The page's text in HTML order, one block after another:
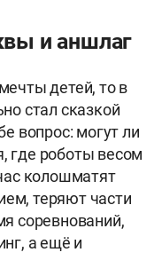
и аншлаг
детей, то в
стал сказкой
вопрос: могут ли
где роботы весом
колошматят
теряют части
соревнований,
а ещё и